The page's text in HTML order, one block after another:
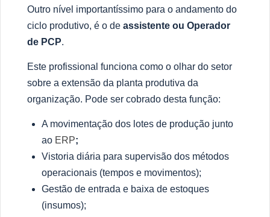
Outro nível importantíssimo para o andamento do
ciclo produtivo, é o de assistente ou Operador
de PCP.
Este profissional funciona como o olhar do setor
sobre a extensão da planta produtiva da
organização. Pode ser cobrado desta função:
A movimentação dos lotes de produção junto
ao ERP;
Vistoria diária para supervisão dos métodos
operacionais (tempos e movimentos);
Gestão de entrada e baixa de estoques
(insumos);